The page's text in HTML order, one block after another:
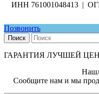
ИНН 761001048413 |
Позвонить
Поиск
ГАРАНТИЯ ЛУЧШЕЙ
Сообщите нам и мы